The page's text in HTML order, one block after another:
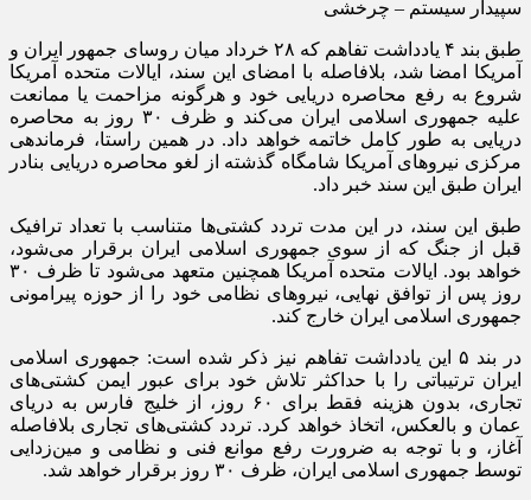
سپیدار سیستم – چرخشی
طبق بند ۴ یادداشت تفاهم که ۲۸ خرداد میان روسای جمهور ایران و
آمریکا امضا شد، بلافاصله با امضای این سند، ایالات متحده آمریکا
شروع به رفع محاصره دریایی خود و هرگونه مزاحمت یا ممانعت
علیه جمهوری اسلامی ایران می‌کند و ظرف ۳۰ روز به محاصره
دریایی به طور کامل خاتمه خواهد داد. در همین راستا، فرماندهی
مرکزی نیرو‌های آمریکا شامگاه گذشته از لغو محاصره دریایی بنادر
ایران طبق این سند خبر داد.
طبق این سند، در این مدت تردد کشتی‌ها متناسب با تعداد ترافیک
قبل از جنگ که از سوی جمهوری اسلامی ایران برقرار می‌شود،
خواهد بود. ایالات متحده آمریکا همچنین متعهد می‌شود تا ظرف ۳۰
روز پس از توافق نهایی، نیرو‌های نظامی خود را از حوزه پیرامونی
جمهوری اسلامی ایران خارج کند.
در بند ۵ این یادداشت تفاهم نیز ذکر شده است: جمهوری اسلامی
ایران ترتیباتی را با حداکثر تلاش خود برای عبور ایمن کشتی‌های
تجاری، بدون هزینه فقط برای ۶۰ روز، از خلیج فارس به دریای
عمان و بالعکس، اتخاذ خواهد کرد. تردد کشتی‌های تجاری بلافاصله
آغاز، و با توجه به ضرورت رفع موانع فنی و نظامی و مین‌زدایی
توسط جمهوری اسلامی ایران، ظرف ۳۰ روز برقرار خواهد شد.